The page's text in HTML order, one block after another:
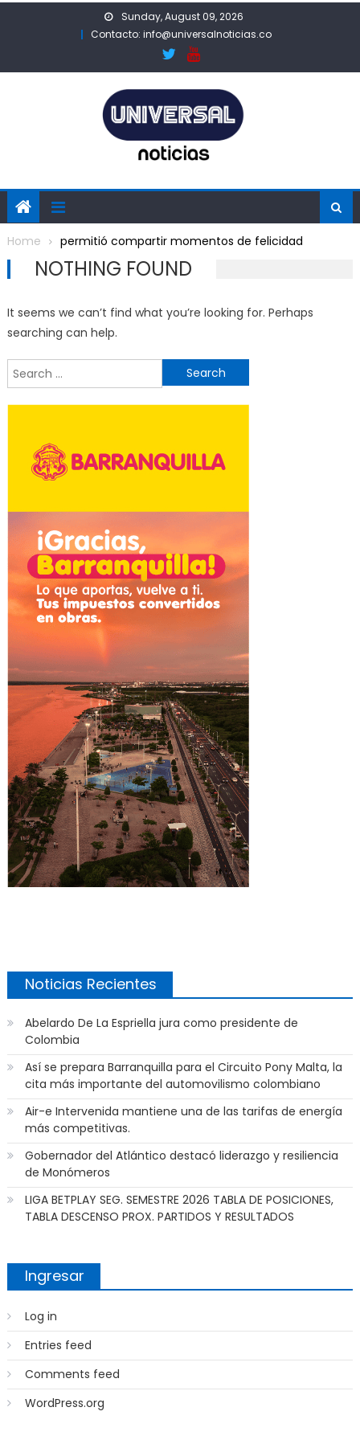
Sunday, August 09, 2026
Contacto: info@universalnoticias.co
Home permitió compartir momentos de felicidad
NOTHING FOUND
It seems we can’t find what you’re looking for. Perhaps
searching can help.
for:
Noticias Recientes
Abelardo De La Espriella jura como presidente de
Colombia
Así se prepara Barranquilla para el Circuito Pony Malta, la
cita más importante del automovilismo colombiano
Air-e Intervenida mantiene una de las tarifas de energía
más competitivas.
Gobernador del Atlántico destacó liderazgo y resiliencia
de Monómeros
LIGA BETPLAY SEG. SEMESTRE 2026 TABLA DE POSICIONES,
TABLA DESCENSO PROX. PARTIDOS Y RESULTADOS
Ingresar
Log in
Entries feed
Comments feed
WordPress.org